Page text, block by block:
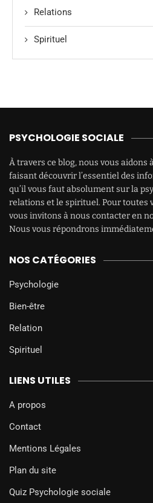
Relations
Spirituel
PSYCHOLOGIE SOCIALE
À travers ce blog, nous vous aidons
faisant découvrir l’essentiel des
qu’il vous faut absolument sur la
relations et le spirituel. Pour toutes
vous invitons à nous contacter en
Nous vous répondrons
NOS CATÉGORIES
Psychologie
Bien-être
Relation
Spirituel
LIENS UTILES
A propos
Contact
Mentions Légales
Plan du site
Quiz Psychologie sociale